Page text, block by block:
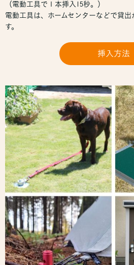
（電動工具で１本挿入15秒。）
電動工具は、ホームセンターなどで貸出
す。
挿入方法